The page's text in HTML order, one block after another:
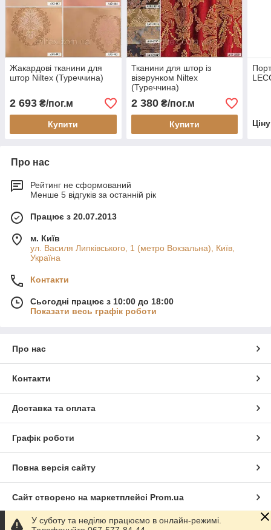
Жакардові тканини для
штор Niltex (Туреччина)
2 693 ₴/пог.м
Купити
Тканини для штор із
візерунком Niltex
(Туреччина)
2 380₴/пог.м
Купити
Про нас
Рейтинг не сформований
Менше 5 відгуків за останній рік
Працює з 20.07.2013
м. Київ
ул. Василя Липківського, 1 (метро Вокзальна), Київ,
Україна
Контакти
Сьогодні працює з 10:00 до 18:00
Показати весь графік роботи
Про нас
Контакти
Доставка та оплата
Графік роботи
Повна версія сайту
Сайт створено на маркетплейсі Prom.ua
Політика конфіденційності
У суботу та неділю працюємо в онлайн-режимі.